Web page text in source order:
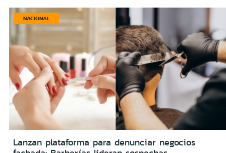
NACIONAL
Lanzan plataforma para denunciar negocios